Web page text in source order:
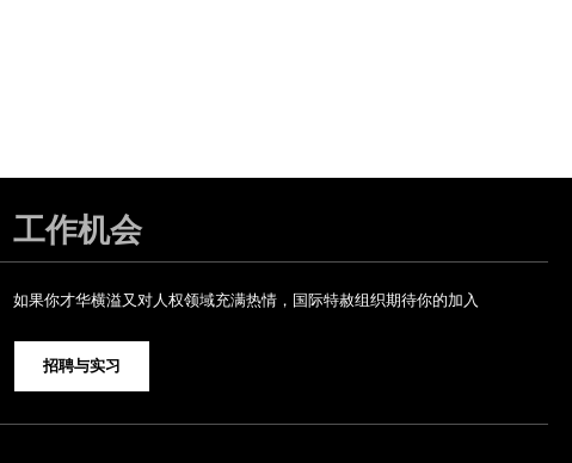
工作机会
如果你才华横溢又对人权领域充满热情，国际特赦组织期待你的加入
招聘与实习